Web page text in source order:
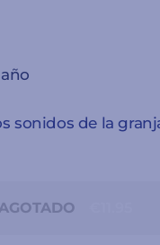
sonidos de la